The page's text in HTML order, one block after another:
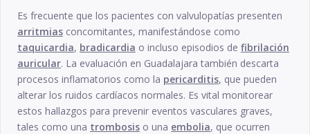
Es frecuente que los pacientes con valvulopatías presenten
arritmias concomitantes, manifestándose como
taquicardia, bradicardia o incluso episodios de fibrilación
auricular. La evaluación en Guadalajara también descarta
procesos inflamatorios como la pericarditis, que pueden
alterar los ruidos cardíacos normales. Es vital monitorear
estos hallazgos para prevenir eventos vasculares graves,
tales como una trombosis o una embolia, que ocurren